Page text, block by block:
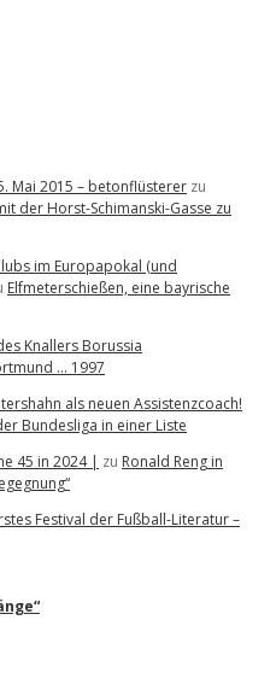
Mai 2015 – betonflüsterer zu
der Horst-Schimanski-Gasse zu
im Europapokal (und
Elfmeterschießen, eine bayrische
Knallers Borussia
… 1997
als neuen Assistenzcoach!
Bundesliga in einer Liste
45 in 2024 | zu Ronald Reng in
Festival der Fußball-Literatur –